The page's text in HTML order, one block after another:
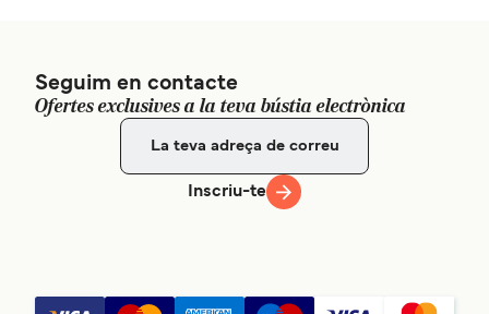
Seguim en contacte
Ofertes exclusives a la teva bústia electrònica
Inscriu-te